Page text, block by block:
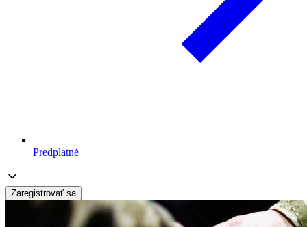
Predplatné
Zaregistrovať sa